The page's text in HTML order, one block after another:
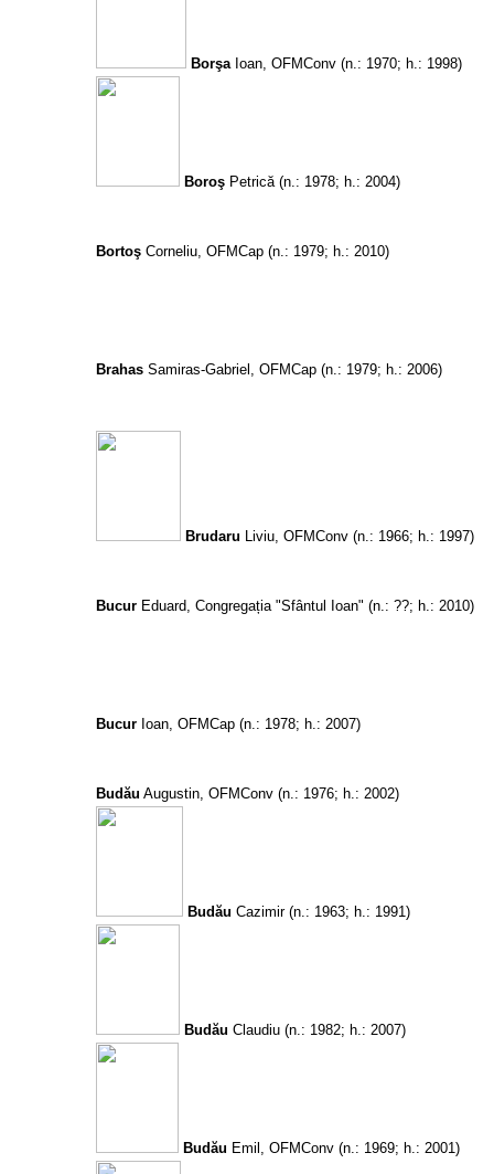
BorşaIoan, OFMConv (n.: 1970; h.: 1998)
BoroşPetrică (n.: 1978; h.: 2004)
BortoşCorneliu, OFMCap (n.: 1979; h.: 2010)
BrahasSamiras-Gabriel, OFMCap (n.: 1979; h.: 2006)
Brudaru Liviu, OFMConv (n.: 1966; h.: 1997)
BucurEduard, Congregația "Sfântul Ioan" (n.: ??; h.: 2010)
BucurIoan, OFMCap(n.: 1978; h.: 2007)
Budău Augustin, OFMConv (n.: 1976; h.: 2002)
Budău Cazimir (n.: 1963; h.: 1991)
Budău Claudiu (n.: 1982; h.: 2007)
Budău Emil, OFMConv (n.: 1969; h.: 2001)